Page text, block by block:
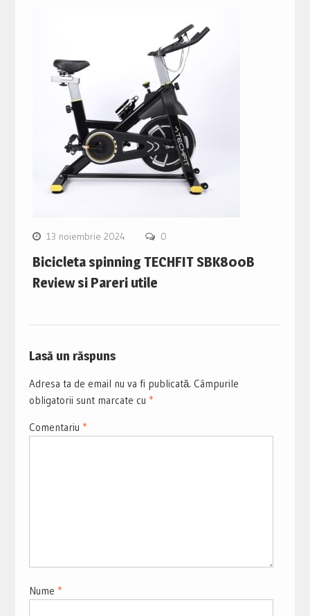
13 noiembrie 2024 0
Bicicleta spinning TECHFIT SBK800B
Review si Pareri utile
Lasă un răspuns
Adresa ta de email nu va fi publicată. Câmpurile
obligatorii sunt marcate cu *
Comentariu *
Nume *